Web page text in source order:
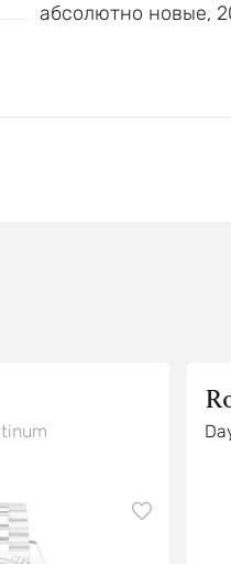
абсолютно новые,